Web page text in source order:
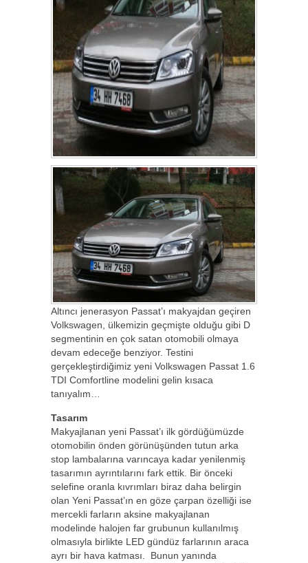
Altıncı jenerasyon Passat’ı makyajdan geçiren
Volkswagen, ülkemizin geçmişte olduğu gibi D
segmentinin en çok satan otomobili olmaya
devam edeceğe benziyor. Testini
gerçekleştirdiğimiz yeni Volkswagen Passat 1.6
TDI Comfortline modelini gelin kısaca
tanıyalım…
Tasarım
Makyajlanan yeni Passat’ı ilk gördüğümüzde
otomobilin önden görünüşünden tutun arka
stop lambalarına varıncaya kadar yenilenmiş
tasarımın ayrıntılarını fark ettik. Bir önceki
selefine oranla kıvrımları biraz daha belirgin
olan Yeni Passat’ın en göze çarpan özelliği ise
mercekli farların aksine makyajlanan
modelinde halojen far grubunun kullanılmış
olmasıyla birlikte LED gündüz farlarının araca
ayrı bir hava katması. Bunun yanında